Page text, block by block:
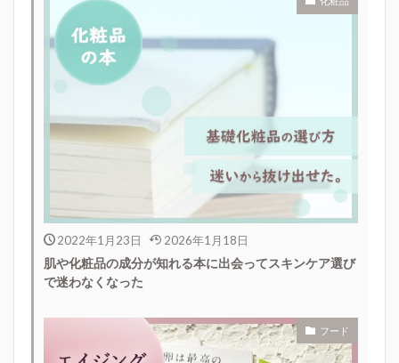
2022年1月23日 2026年1月18日
肌や化粧品の成分が知れる本に出会ってスキンケア選び
で迷わなくなった
フード